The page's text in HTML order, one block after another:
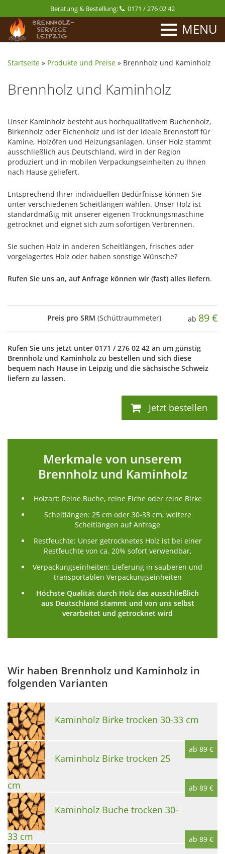
Beratung & Bestellung: 0171 / 276 02 42
MENU
Startseite » Produkte und Preise » Brennholz und Kaminholz
Brennholz und Kaminholz
Unser Kaminholz besteht aus hochqualitativem Buchenholz,
Birkenholz oder Eichenholz und ist der ideale Brennstoff für
Kamine, Holzöfen und Heizungsanlagen. Unser Holz stammt
ausschließlich aus Deutschland, wird in der Region
produziert und in mobilen Verpackungseinheiten zu Ihnen
nach Hause geliefert.
Entsprechend Ihrer individuellen Bedürfnisse können Sie
unter verschiedenen Scheitlängen wählen. Unser Holz ist
standardmäßig mit unserer eigenen Trocknungsmaschine
getrocknet und eignet sich zum sofortigen Verbrennen.
Sie suchen Holz in anderen Scheitlängen, frisches oder
vorgelagertes Holz oder haben sonstige Wünsche?
Rufen Sie uns an, auf Anfrage können wir (fast) alles liefern.
Preis pro SRM (Schüttraummeter) ab 89€
Rufen Sie uns jetzt unter 0171 / 276 02 42 an um günstig
Brennholz und Kaminholz zu bestellen und sich diese
bequem nach Hause in Leipzig und die sächsische Schweiz
liefern zu lassen.
Jetzt bestellen
Merkmale von unserem
Brennholz und Kaminholz
Holzart: Reine Buche, reine Eiche oder reine Birke
Scheitlängen: 25 cm oder 30-33 cm, weitere
Scheitlängen auf Anfrage
Restfeuchte: Unser getrocknetes Holz ist bei einer
Restfeuchte von ca. 20% sofort verwendbar,
Verpackungseinheiten: Lieferung in sauberen und
transportablen Verpackungseinheiten
Höchste Qualität durch Holz das ausschließlich
aus Deutschland stammt und von uns selbst
verarbeitet und getrocknet wird
Wir haben Brennholz und Kaminholz in
folgenden Varianten
Kaminholz Birke trocken 30-33 cm
ab 89 €
Kaminholz Birke trocken 25
cm ab 89 €
Kaminholz Buche trocken 30-
33 cm ab 89 €